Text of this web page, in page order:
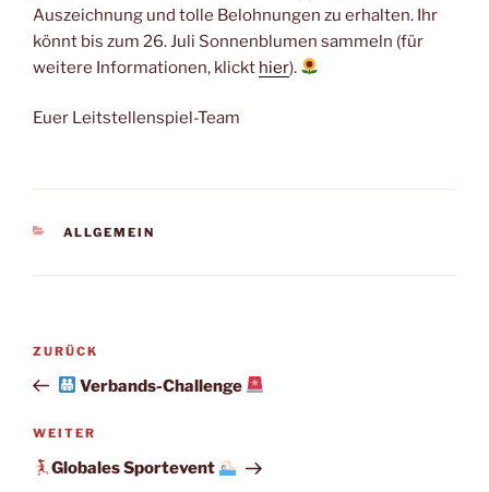
Auszeichnung und tolle Belohnungen zu erhalten. Ihr
könnt bis zum 26. Juli Sonnenblumen sammeln (für
weitere Informationen, klickt hier).
Euer Leitstellenspiel-Team
KATEGORIEN
ALLGEMEIN
Beitragsnavigation
Vorheriger
Beitrag
ZURÜCK
Verbands-Challenge
Nächster
Beitrag
WEITER
Globales Sportevent